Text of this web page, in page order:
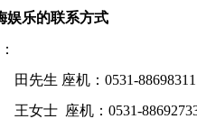
娱乐的联系方式
田先生 座机： 0531-
王女士 座机： 0531-